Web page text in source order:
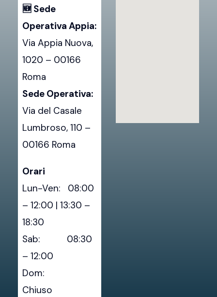
🆕 Sede
Operativa Appia:
Via Appia Nuova,
1020 – 00166
Roma
Sede Operativa:
Via del Casale
Lumbroso, 110 –
00166 Roma
Orari
Lun-Ven: 08:00
– 12:00 | 13:30 –
18:30
Sab: 08:30
– 12:00
Dom:
Chiuso